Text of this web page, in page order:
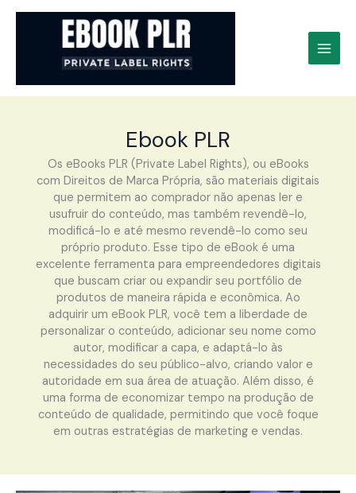
Ebook PLR
Os eBooks PLR (Private Label Rights), ou eBooks
com Direitos de Marca Própria, são materiais digitais
que permitem ao comprador não apenas ler e
usufruir do conteúdo, mas também revendê-lo,
modificá-lo e até mesmo revendê-lo como seu
próprio produto. Esse tipo de eBook é uma
excelente ferramenta para empreendedores digitais
que buscam criar ou expandir seu portfólio de
produtos de maneira rápida e econômica. Ao
adquirir um eBook PLR, você tem a liberdade de
personalizar o conteúdo, adicionar seu nome como
autor, modificar a capa, e adaptá-lo às
necessidades do seu público-alvo, criando valor e
autoridade em sua área de atuação. Além disso, é
uma forma de economizar tempo na produção de
conteúdo de qualidade, permitindo que você foque
em outras estratégias de marketing e vendas.